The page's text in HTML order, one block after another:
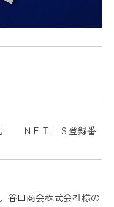
ＮＥＴＩＳ登録番
谷口商会株式会社様の